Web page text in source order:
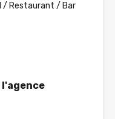
/ Restaurant / Bar